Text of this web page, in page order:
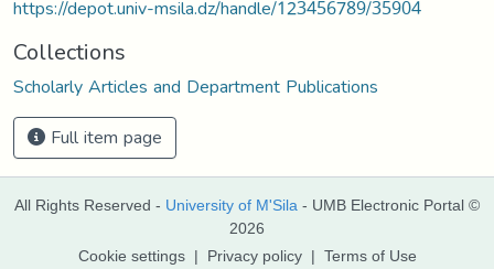
https://depot.univ-msila.dz/handle/123456789/35904
Collections
Scholarly Articles and Department Publications
Full item page
All Rights Reserved - University of M'Sila - UMB Electronic Portal ©
2026
Cookie settings | Privacy policy | Terms of Use